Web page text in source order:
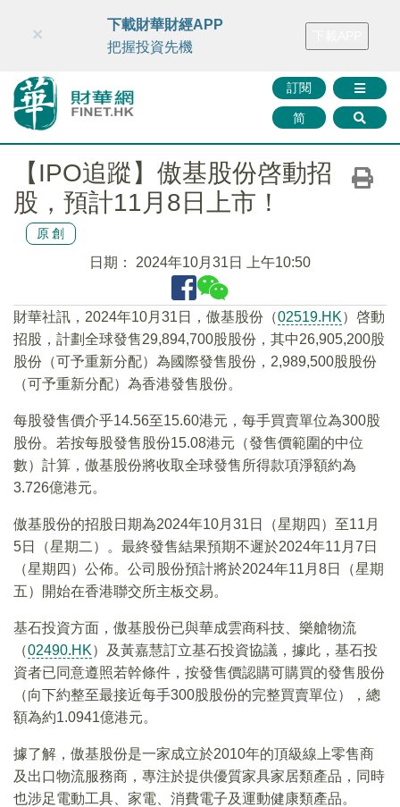
財華智庫網 FINTV FINMETA 財華證券 媒體矩陣
訂閱
简
×
下載財華財經APP
把握投資先機
【IPO追蹤】傲基股份啓動招
股，預計11月8日上市！
原創
日期： 2024年10月31日 上午10:50
財華社訊，2024年10月31日，傲基股份（02519.HK）啓動
招股，計劃全球發售29,894,700股股份，其中26,905,200股
股份（可予重新分配）為國際發售股份，2,989,500股股份
（可予重新分配）為香港發售股份。
每股發售價介乎14.56至15.60港元，每手買賣單位為300股
股份。若按每股發售股份15.08港元（發售價範圍的中位
數）計算，傲基股份將收取全球發售所得款項淨額約為
3.726億港元。
傲基股份的招股日期為2024年10月31日（星期四）至11月
5日（星期二）。最終發售結果預期不遲於2024年11月7日
（星期四）公佈。公司股份預計將於2024年11月8日（星期
五）開始在香港聯交所主板交易。
基石投資方面，傲基股份已與華成雲商科技、樂艙物流
（02490.HK）及黃嘉慧訂立基石投資協議，據此，基石投
資者已同意遵照若幹條件，按發售價認購可購買的發售股份
（向下約整至最接近每手300股股份的完整買賣單位），總
額為約1.0941億港元。
據了解，傲基股份是一家成立於2010年的頂級線上零售商
及出口物流服務商，專注於提供優質家具家居類產品，同時
也涉足電動工具、家電、消費電子及運動健康類產品。